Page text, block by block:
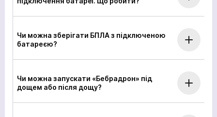
Чи можна зберігати БПЛА з підключеною
батареєю?
Чи можна запускати «Бебрадрон» під
дощем або після дощу?